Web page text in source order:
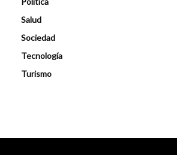
Salud
Sociedad
Tecnología
Turismo